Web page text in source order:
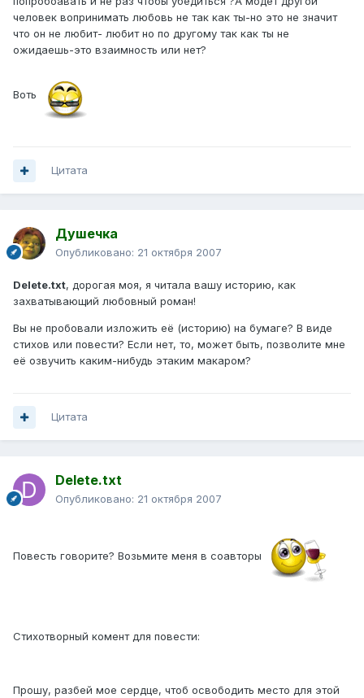
человек вопринимать любовь не так как ты-но это не значит
что он не любит- любит но по другому так как ты не
ожидаешь-это взаимность или нет?
Воть
Цитата
Душечка
Опубликовано: 21 октября 2007
Delete.txt, дорогая моя, я читала вашу историю, как
захватывающий любовный роман!
Вы не пробовали изложить её (историю) на бумаге? В виде
стихов или повести? Если нет, то, может быть, позволите мне
её озвучить каким-нибудь этаким макаром?
Цитата
Delete.txt
Опубликовано: 21 октября 2007
Повесть говорите? Возьмите меня в соавторы
Стихотворный комент для повести:
Прошу, разбей мое сердце, чтоб освободить место для этой